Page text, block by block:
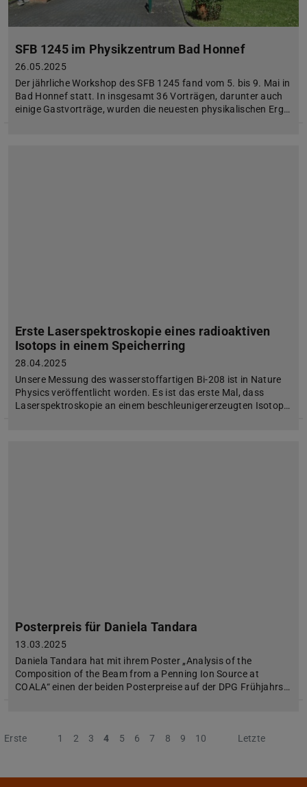
SFB 1245 im Physikzentrum Bad Honnef
26.05.2025
Der jährliche Workshop des SFB 1245 fand vom 5. bis 9. Mai in
Bad Honnef statt. In insgesamt 36 Vorträgen, darunter auch
einige Gastvorträge, wurden die neuesten physikalischen Erg…
Erste Laserspektroskopie eines radioaktiven
Isotops in einem Speicherring
28.04.2025
Unsere Messung des wasserstoffartigen Bi-208 ist in Nature
Physics veröffentlicht worden. Es ist das erste Mal, dass
Laserspektroskopie an einem beschleunigererzeugten Isotop…
Posterpreis für Daniela Tandara
13.03.2025
Daniela Tandara hat mit ihrem Poster „Analysis of the
Composition of the Beam from a Penning Ion Source at
COALA“ einen der beiden Posterpreise auf der DPG Frühjahrs…
Erste Vorherige
1 2 3 4 5 6 7 8 9 10 Nächste
Letzte